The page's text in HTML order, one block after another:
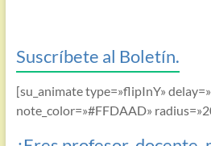
Suscríbete al Boletín.
[su_animate type=»flipInY»
note_color=»#FFDAAD»